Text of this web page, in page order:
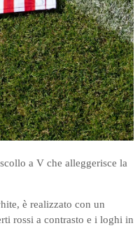
a V che alleggerisce la
è realizzato con un
rossi a contrasto e i loghi in